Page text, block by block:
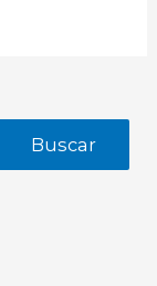
Buscar